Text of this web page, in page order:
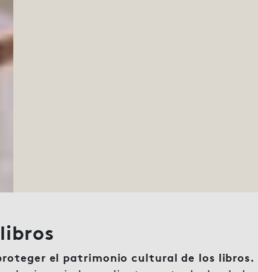
el patrimonio cultural de los libros.